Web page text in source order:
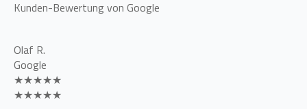
Kunden-Bewertung von Google
Olaf R.
Google
★★★★★
★★★★★